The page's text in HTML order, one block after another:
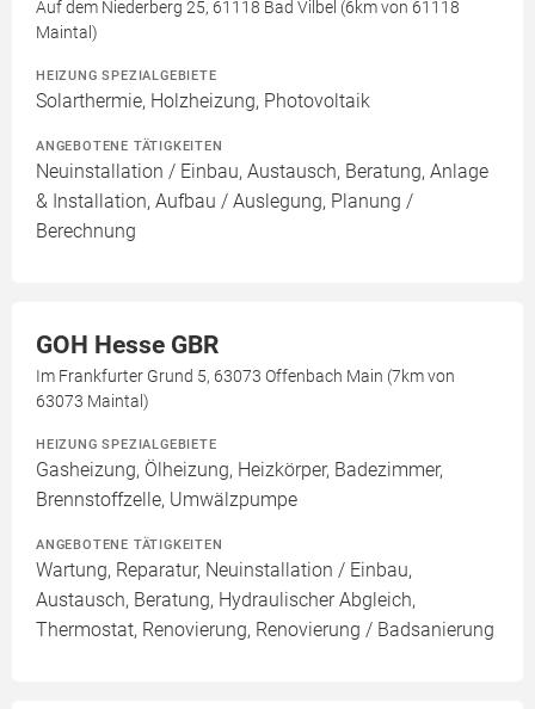
Auf dem Niederberg 25, 61118 Bad Vilbel (6km von 61118
Maintal)
HEIZUNG SPEZIALGEBIETE
Solarthermie, Holzheizung, Photovoltaik
ANGEBOTENE TÄTIGKEITEN
Neuinstallation / Einbau, Austausch, Beratung, Anlage
& Installation, Aufbau / Auslegung, Planung /
Berechnung
GOH Hesse GBR
Im Frankfurter Grund 5, 63073 Offenbach Main (7km von
63073 Maintal)
HEIZUNG SPEZIALGEBIETE
Gasheizung, Ölheizung, Heizkörper, Badezimmer,
Brennstoffzelle, Umwälzpumpe
ANGEBOTENE TÄTIGKEITEN
Wartung, Reparatur, Neuinstallation / Einbau,
Austausch, Beratung, Hydraulischer Abgleich,
Thermostat, Renovierung, Renovierung / Badsanierung